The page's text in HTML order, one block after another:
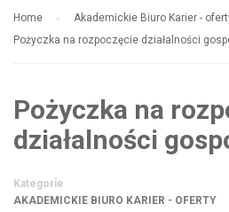
Home
Akademickie Biuro Karier -
Pożyczka na rozpoczęcie działalności
Pożyczka na
działalności
Kategorie
AKADEMICKIE BIURO KARIER - OFERTY